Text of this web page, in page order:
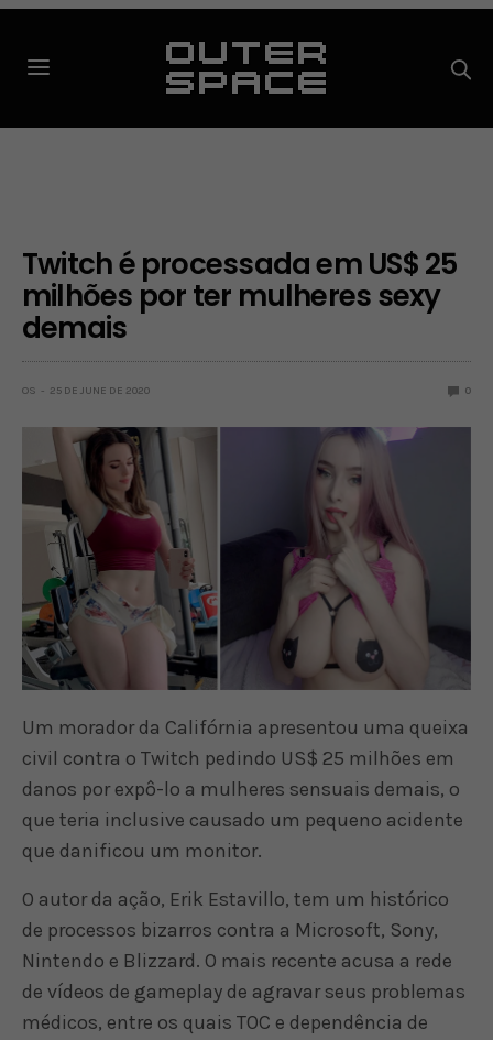
Twitch é processada em US$ 25
milhões por ter mulheres sexy
demais
OS 25 DE JUNE DE 2020 0
Um morador da Califórnia apresentou uma queixa
civil contra o Twitch pedindo US$ 25 milhões em
danos por expô-lo a mulheres sensuais demais, o
que teria inclusive causado um pequeno acidente
que danificou um monitor.
O autor da ação, Erik Estavillo, tem um histórico
de processos bizarros contra a Microsoft, Sony,
Nintendo e Blizzard. O mais recente acusa a rede
de vídeos de gameplay de agravar seus problemas
médicos, entre os quais TOC e dependência de